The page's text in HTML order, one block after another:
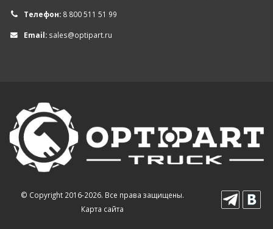
Телефон: 8 800 511 51 99
Email: sales@optipart.ru
© Copyright 2016-2026. Все права защищены.
Карта сайта